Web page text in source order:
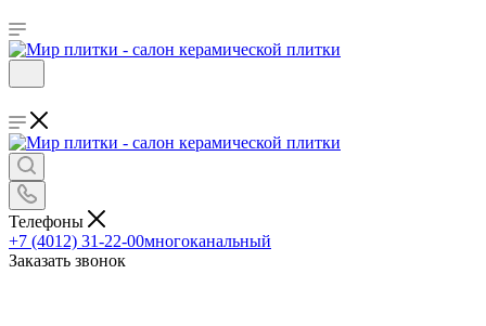
Телефоны
+7 (4012) 31-22-00многоканальный
Заказать звонок